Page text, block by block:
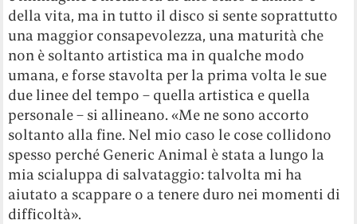
della vita, ma in tutto il disco si sente soprattutto
una maggior consapevolezza, una maturità che
non è soltanto artistica ma in qualche modo
umana, e forse stavolta per la prima volta le sue
due linee del tempo – quella artistica e quella
personale – si allineano. «Me ne sono accorto
soltanto alla fine. Nel mio caso le cose collidono
spesso perché Generic Animal è stata a lungo la
mia scialuppa di salvataggio: talvolta mi ha
aiutato a scappare o a tenere duro nei momenti di
difficoltà».